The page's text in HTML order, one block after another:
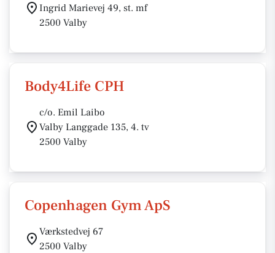
Ingrid Marievej 49, st. mf
2500 Valby
Body4Life CPH
c/o. Emil Laibo
Valby Langgade 135, 4. tv
2500 Valby
Copenhagen Gym ApS
Værkstedvej 67
2500 Valby